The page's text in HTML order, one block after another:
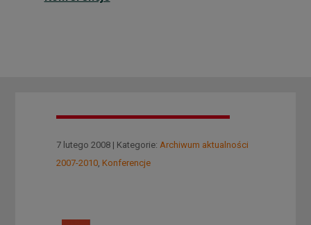
7 lutego 2008 | Kategorie: Archiwum aktualności
2007-2010, Konferencje